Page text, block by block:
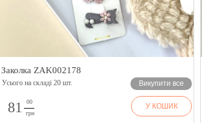
Заколка ZAK002178
Усього на складі 20 шт. Викупити все
81
00
грн
У КОШИК